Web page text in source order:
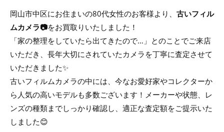
岡山市中区にお住まいの80代女性のお客様より、 古いフィル
ムカメラ📷をお買取りいたしました！
「家の整理をしていたら出てきたので…」とのことでご来店
いただき、長年大切にされていたカメラを丁寧に査定させて
いただきました✨
古いフィルムカメラの中には、今なお愛好家やコレクターか
ら人気の高いモデルも多数ございます！メーカーや状態、レ
ンズの種類までしっかり確認し、適正な査定額をご提示いた
しました😊